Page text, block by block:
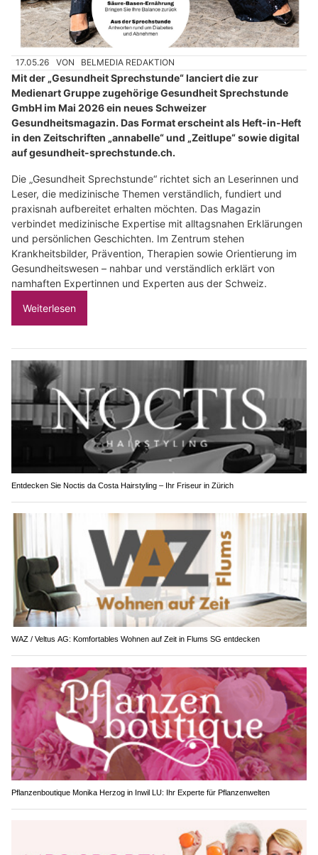
17.05.26 VON BELMEDIA REDAKTION
Mit der „Gesundheit Sprechstunde“ lanciert die zur
Medienart Gruppe zugehörige Gesundheit Sprechstunde
GmbH im Mai 2026 ein neues Schweizer
Gesundheitsmagazin. Das Format erscheint als Heft-in-Heft
in den Zeitschriften „annabelle“ und „Zeitlupe“ sowie digital
auf gesundheit-sprechstunde.ch.
Die „Gesundheit Sprechstunde“ richtet sich an Leserinnen und
Leser, die medizinische Themen verständlich, fundiert und
praxisnah aufbereitet erhalten möchten. Das Magazin
verbindet medizinische Expertise mit alltagsnahen Erklärungen
und persönlichen Geschichten. Im Zentrum stehen
Krankheitsbilder, Prävention, Therapien sowie Orientierung im
Gesundheitswesen – nahbar und verständlich erklärt von
namhaften Expertinnen und Experten aus der Schweiz.
Weiterlesen
Entdecken Sie Noctis da Costa Hairstyling – Ihr Friseur in Zürich
WAZ / Veltus AG: Komfortables Wohnen auf Zeit in Flums SG entdecken
Pflanzenboutique Monika Herzog in Inwil LU: Ihr Experte für Pflanzenwelten